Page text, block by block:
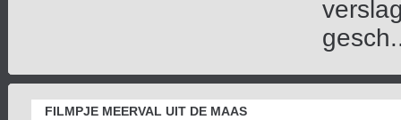
FILMPJE MEERVAL UIT DE MAAS